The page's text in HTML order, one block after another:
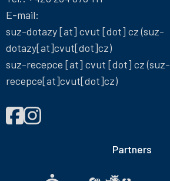
E-mail:
suz-dotazy[at] cvut [dot] cz(suz-
dotazy[at]cvut[dot]cz)
suz-recepce [at] cvut [dot] cz(suz-
recepce[at]cvut[dot]cz)
FIND
US
Správa
Správa
Partners